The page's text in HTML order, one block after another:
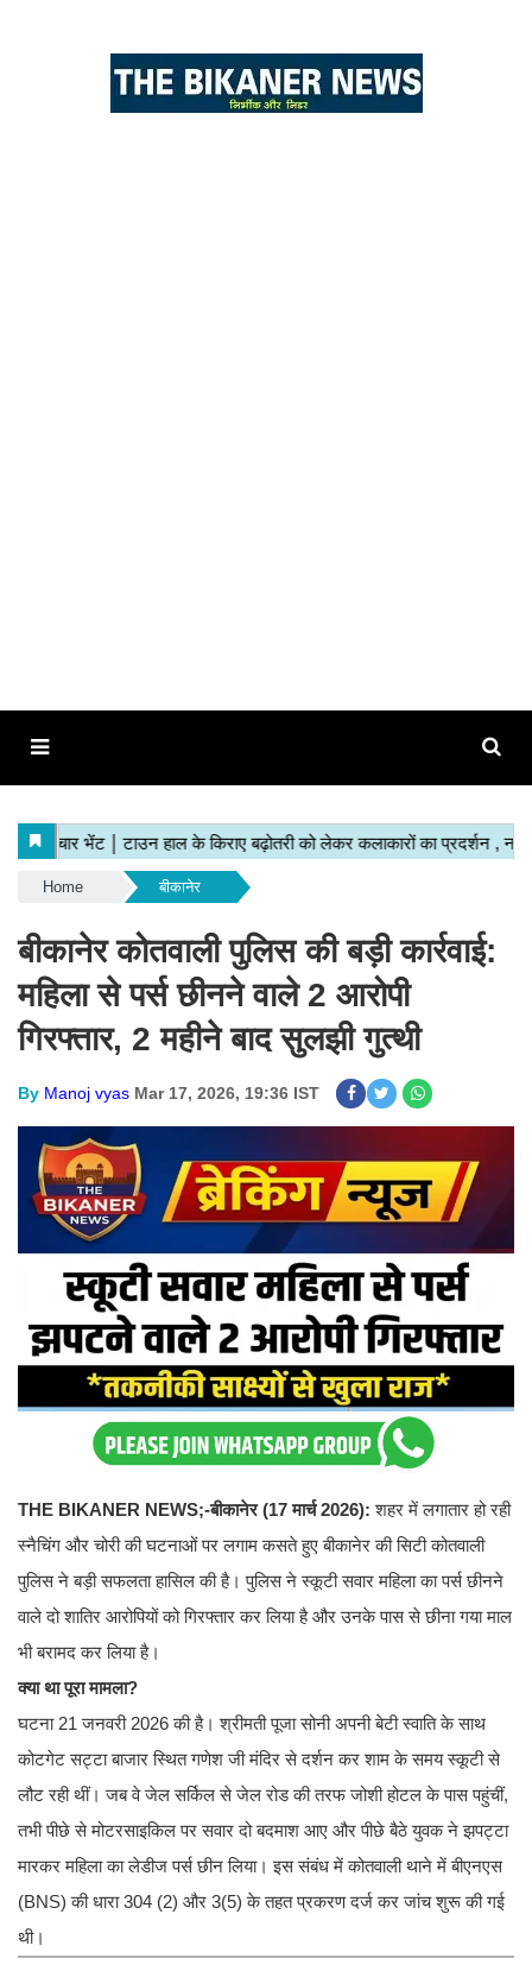
Home बीकानेर
बीकानेर कोतवाली पुलिस की बड़ी कार्रवाई:
महिला से पर्स छीनने वाले 2 आरोपी
गिरफ्तार, 2 महीने बाद सुलझी गुत्थी
By Manoj vyas Mar 17, 2026, 19:36 IST
THE BIKANER NEWS;-बीकानेर (17 मार्च 2026): शहर में लगातार हो रही
स्नैचिंग और चोरी की घटनाओं पर लगाम कसते हुए बीकानेर की सिटी कोतवाली
पुलिस ने बड़ी सफलता हासिल की है। पुलिस ने स्कूटी सवार महिला का पर्स छीनने
वाले दो शातिर आरोपियों को गिरफ्तार कर लिया है और उनके पास से छीना गया माल
भी बरामद कर लिया है।
क्या था पूरा मामला?
घटना 21 जनवरी 2026 की है। श्रीमती पूजा सोनी अपनी बेटी स्वाति के साथ
कोटगेट सट्टा बाजार स्थित गणेश जी मंदिर से दर्शन कर शाम के समय स्कूटी से
लौट रही थीं। जब वे जेल सर्किल से जेल रोड की तरफ जोशी होटल के पास पहुंचीं,
तभी पीछे से मोटरसाइकिल पर सवार दो बदमाश आए और पीछे बैठे युवक ने झपट्टा
मारकर महिला का लेडीज पर्स छीन लिया। इस संबंध में कोतवाली थाने में बीएनएस
(BNS) की धारा 304 (2) और 3(5) के तहत प्रकरण दर्ज कर जांच शुरू की गई
थी।